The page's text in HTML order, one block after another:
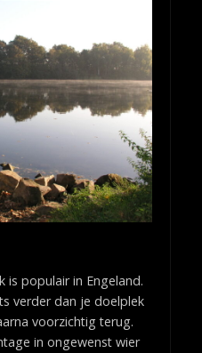
is populair in Engeland.
verder dan je doelplek
voorzichtig terug.
in ongewenst wier